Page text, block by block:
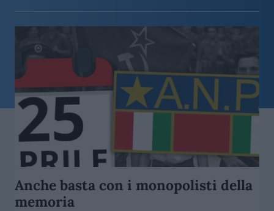
Anche basta con i monopolisti della
memoria